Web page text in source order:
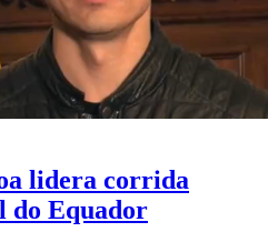
lidera corrida
do Equador